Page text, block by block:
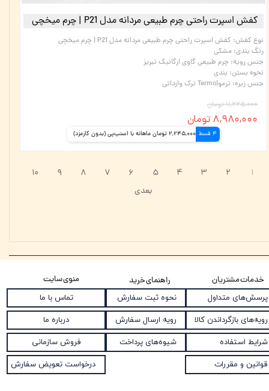
کفش اسپرت راحتی چرم طبیعی مردانه مدل P21 | چرم میخچی
نوع کفش: کفش اسپرت راحتی چرم طبیعی مردانه مدل P21 | چرم میخچی
رنگ بندی: مشکی
جنس رویه: چرم طبیعی گاوی ارگانیک تبریز
نحوه بستن: بندی
جنس زیره: ترمو|Termo ترک وارداتی
۱۱,۲۲۵,۰۰۰ تومان
۸,۹۸۰,۰۰۰ تومان
4 قسط 2,245,000 تومان ماهانه با اسنپ‌پی (بدون کارمزد)
۱ ۲ ۳ ۴ ۵ ۶ ۷ ۸ ۹
۱۰
بعدی
راهنمای خرید
نحوه ثبت سفارش
رویه ارسال سفارش
شیوه‌های پرداخت
خدمات مشتریان
پرسش‌های متداول
رویه‌های بازگرداندن کالا
شرایط استفاده
قوانین و مقررات
منوی سایت
تماس با ما
درباره ما
فروش سازمانی
درخواست تعویض سفارش